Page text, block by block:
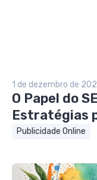
1 de dezembro de
O Papel do
Estratégias
Publicidade Online